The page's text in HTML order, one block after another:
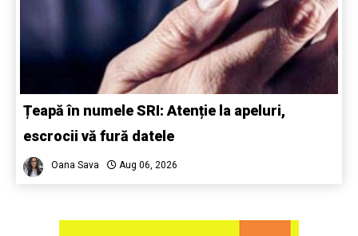
Țeapă în numele SRI: Atenție la apeluri,
escrocii vă fură datele
Oana Sava Aug 06, 2026